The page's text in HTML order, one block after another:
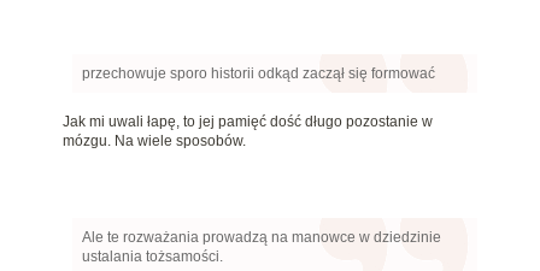
przechowuje sporo historii odkąd zaczął się formować
Jak mi uwali łapę, to jej pamięć dość długo pozostanie w
mózgu. Na wiele sposobów.
Ale te rozważania prowadzą na manowce w dziedzinie
ustalania tożsamości.